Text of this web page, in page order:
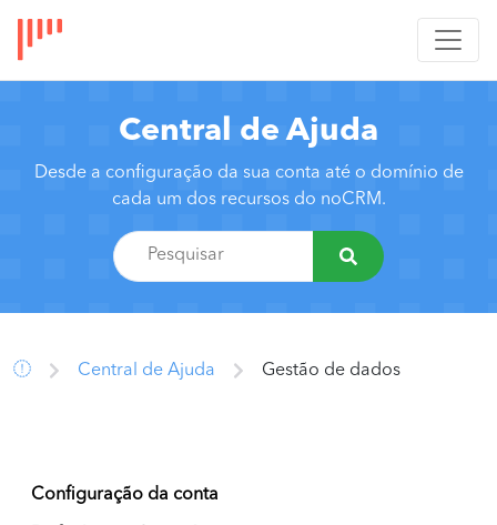
Central de Ajuda
Desde a configuração da sua conta até o domínio de
cada um dos recursos do noCRM.
Central de Ajuda Gestão de dados
Configuração da conta